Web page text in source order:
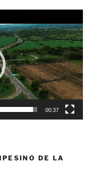
00:37
DE LA